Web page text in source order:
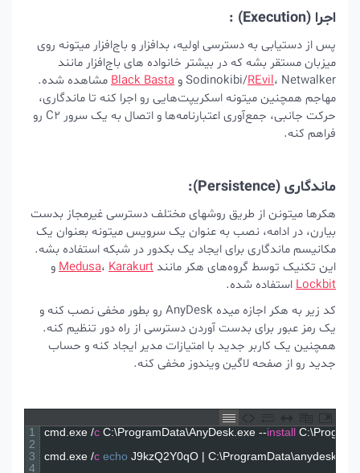
اجرا (Execution) :
پس از دستیابی به دسترسی اولیه، بدافزار و باج‌افزار میتونه روی
میزبان مستقر بشه که در بیشتر خانواده‌ های باج‌افزار مانند
Sodinokibi/REvil، Netwalker و Black Bastaمشاهده شده.
مهاجم همچنین میتونه اسکریپت‌هایی رو اجرا کنه تا ماندگاری،
حرکت جانبی، جمع‌آوری اعتبارنامه‌ها و اتصال به یک سرور C2 رو
فراهم کنه.
ماندگاری (Persistence):
هکرها میتونن از طریق روشهای مختلف دسترسی غیرمجاز بدست
بیارن، در ادامه، نصب به عنوان یک سرویس میتونه بعنوان یک
مکانیسم ماندگاری برای ایجاد یک بکدور در شبکه استفاده بشه.
این تکنیک توسط گروه‌های هکر مانند
Medusa،Karakurt
و
Lockbitاستفاده شده.
کد زیر به هکر اجازه میده AnyDesk رو بطور مخفی نصب کنه و
یک رمز عبور برای بدست آوردن دسترسی از راه دور تنظیم کنه.
همچنین یک کاربر جدید با امتیازات مدیر ایجاد کنه و حساب
جدید رو از صفحه لاگین ویندوز مخفی کنه.
1
3
cmd .exe /c C:\ProgramData\AnyDesk .exe --install C:\
cmd .exe /c echo J9kzQ2Y0qO | C:\ProgramData\anydesk